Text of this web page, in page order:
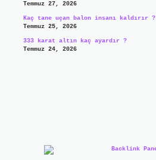
Temmuz 27, 2026
Kaç tane uçan balon insanı kaldırır ?
Temmuz 25, 2026
333 karat altın kaç ayardır ?
Temmuz 24, 2026